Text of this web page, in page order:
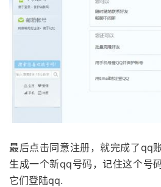
最后点击同意注册，就完成了qq
生成一个新qq号码，记住这个号
它们登陆qq.